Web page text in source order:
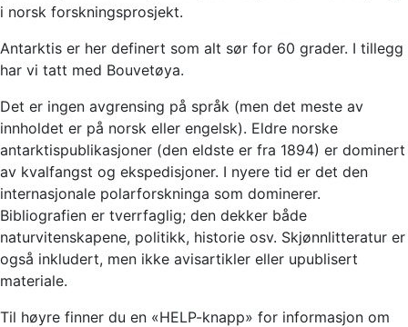
i norsk forskningsprosjekt.
Antarktis er her definert som alt sør for 60 grader. I tillegg
har vi tatt med Bouvetøya.
Det er ingen avgrensing på språk (men det meste av
innholdet er på norsk eller engelsk). Eldre norske
antarktispublikasjoner (den eldste er fra 1894) er dominert
av kvalfangst og ekspedisjoner. I nyere tid er det den
internasjonale polarforskninga som dominerer.
Bibliografien er tverrfaglig; den dekker både
naturvitenskapene, politikk, historie osv. Skjønnlitteratur er
også inkludert, men ikke avisartikler eller upublisert
materiale.
Til høyre finner du en «HELP-knapp» for informasjon om